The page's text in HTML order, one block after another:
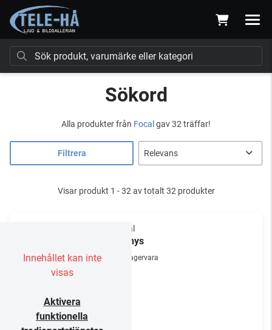
Sökord
Alla produkter från Focal gav 32 träffar!
Filtrera
Visar produkt 1 - 32 av totalt 32 produkter
Innehållet kan inte
visas
Aktivera
funktionella
Focal
Bathys
Lagervara